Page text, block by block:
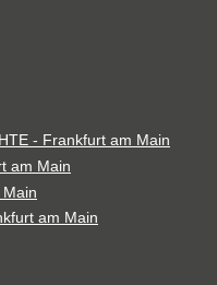
- Frankfurt am Main
am Main
am Main